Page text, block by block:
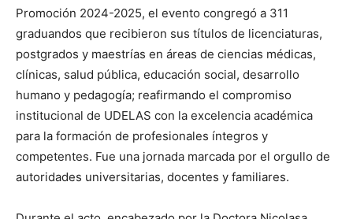
Promoción 2024-2025, el evento congregó a 311
graduandos que recibieron sus títulos de licenciaturas,
postgrados y maestrías en áreas de ciencias médicas,
clínicas, salud pública, educación social, desarrollo
humano y pedagogía; reafirmando el compromiso
institucional de UDELAS con la excelencia académica
para la formación de profesionales íntegros y
competentes. Fue una jornada marcada por el orgullo de
autoridades universitarias, docentes y familiares.